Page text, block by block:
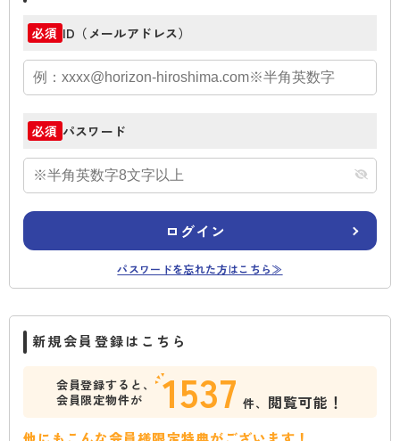
必須 ID（メールアドレス）
必須 パスワード
ログイン
パスワードを忘れた方はこちら≫
新規会員登録はこちら
会員登録すると、
会員限定物件が
1537 件、 閲覧可能！